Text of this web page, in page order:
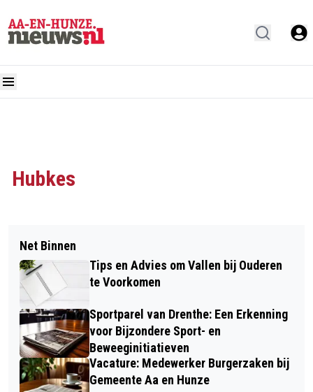
Hubkes
Net Binnen
Tips en Advies om Vallen bij Ouderen
te Voorkomen
Sportparel van Drenthe: Een Erkenning
voor Bijzondere Sport- en
Beweeginitiatieven
Vacature: Medewerker Burgerzaken bij
Gemeente Aa en Hunze